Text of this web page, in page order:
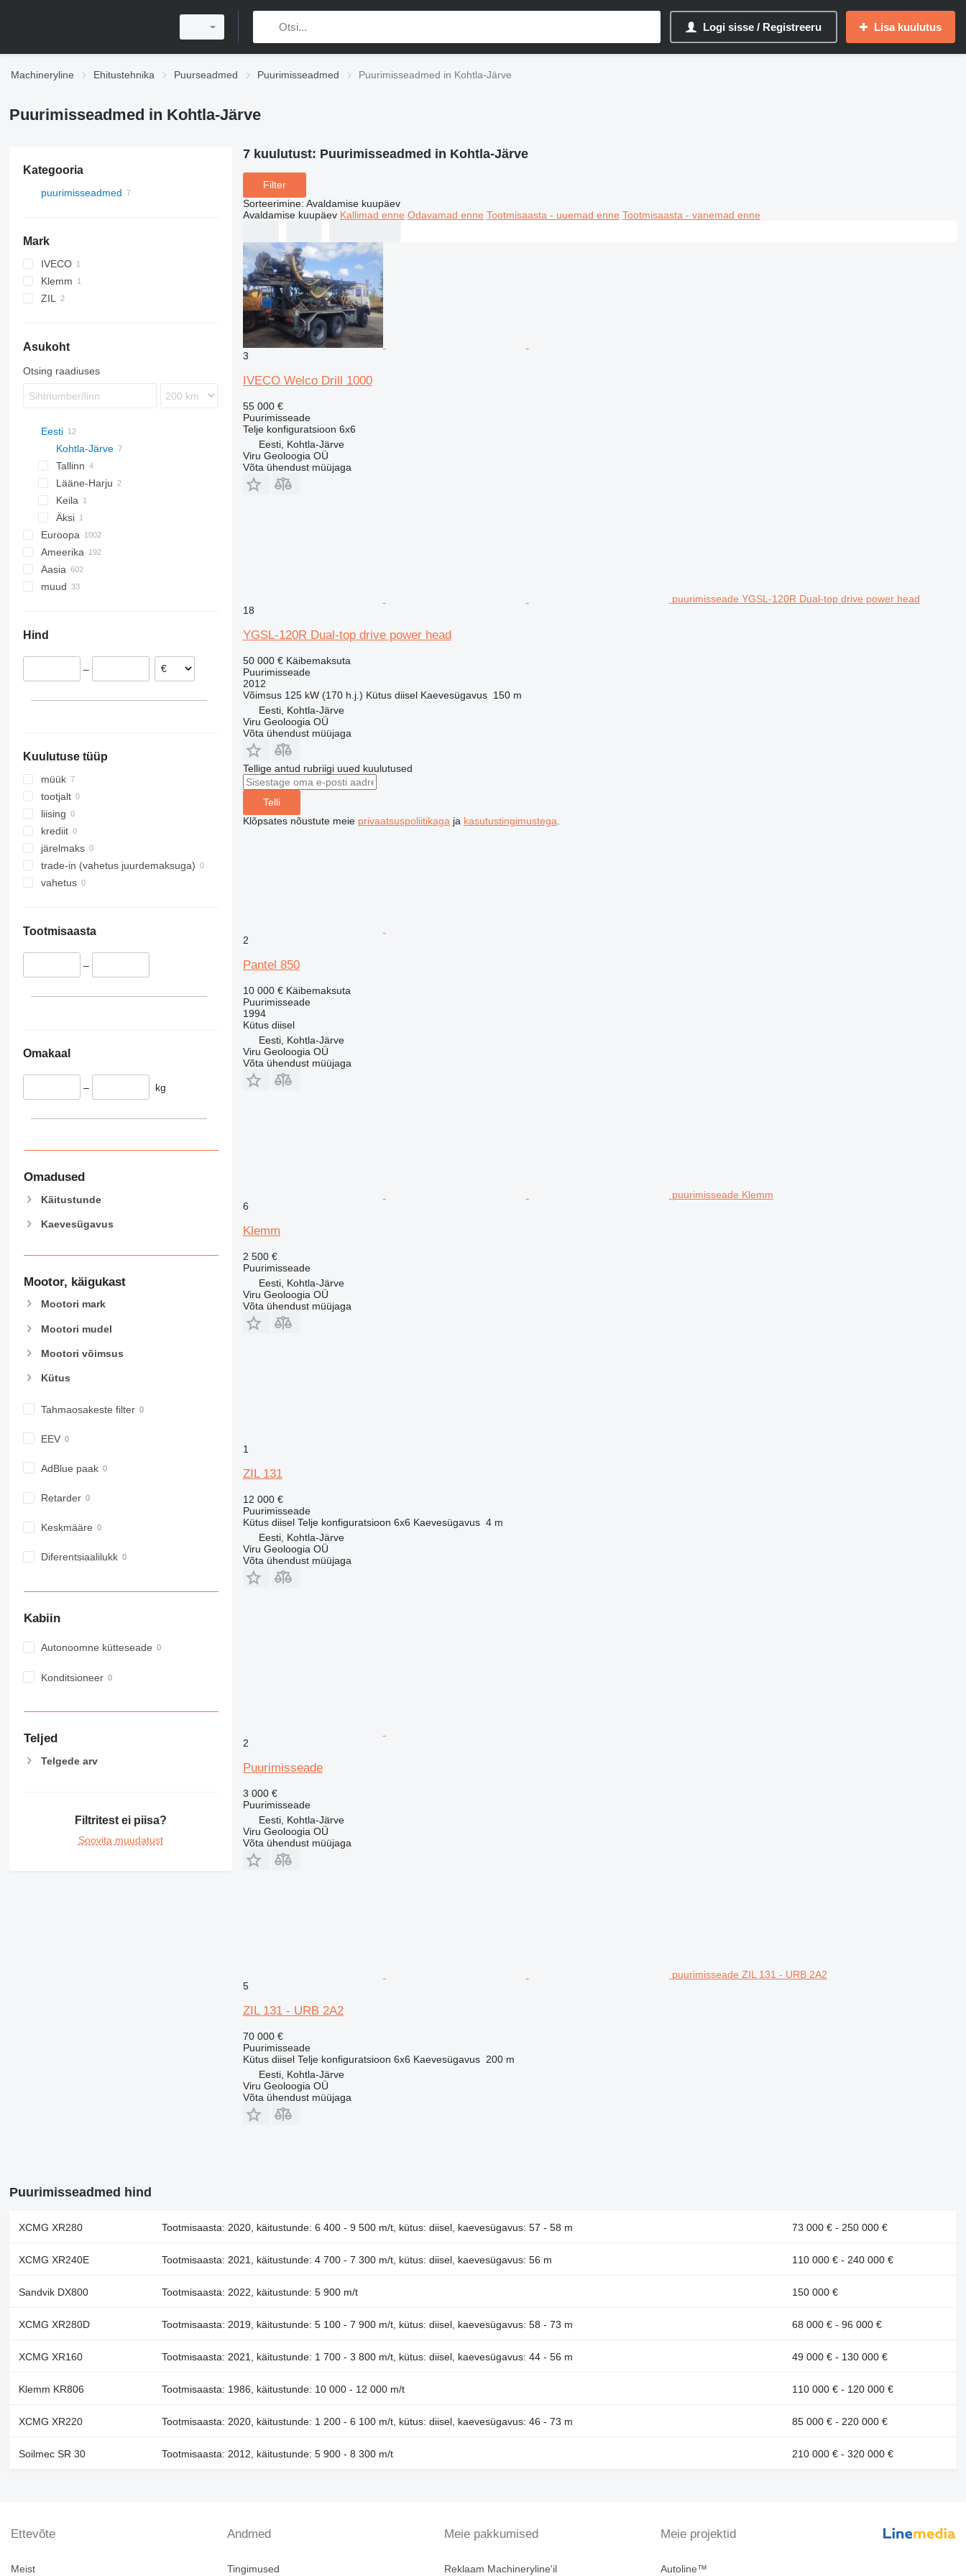
Logi sisse / Registreeru Lisa kuulutus
Machineryline Ehitustehnika Puurseadmed Puurimisseadmed Puurimisseadmed in Kohtla-Järve
Puurimisseadmed in Kohtla-Järve
Kategooria
puurimisseadmed
Mark
IVECO
Klemm
ZIL
Asukoht
Otsing raadiuses
Eesti
Kohtla-Järve
Tallinn
Lääne-Harju
Keila
Äksi
Euroopa
Ühendkuningriik
Saksamaa
Itaalia
Norra
Iirimaa
Ameerika
USA
Mehhiko
Aasia
Hiina
Araabia Ühendemiraadid
Kasahstan
muud
Tšiili
Tansaania
Hind
–
Kuulutuse tüüp
müük
tootjalt
liising
krediit
järelmaks
trade-in (vahetus juurdemaksuga)
vahetus
Tootmisaasta
–
Omakaal
– kg
Omadused
Käitustunde
Kaevesügavus
Mootor, käigukast
Mootori mark
Mootori mudel
Mootori võimsus
Kütus
Tahmaosakeste filter
EEV
AdBlue paak
Retarder
Keskmääre
Diferentsiaalilukk
Kabiin
Autonoomne kütteseade
Konditsioneer
Teljed
Telgede arv
Filtritest ei piisa?
Soovita muudatust
7 kuulutust: Puurimisseadmed in Kohtla-Järve
Filter
Sorteerimine: Avaldamise kuupäev
Avaldamise kuupäev Kallimad enne Odavamad enne Tootmisaasta - uuemad enne Tootmisaasta - vanemad enne
3
IVECO Welco Drill 1000
55 000 €
Puurimisseade
Telje konfiguratsioon 6x6
Eesti, Kohtla-Järve
Viru Geoloogia OÜ
Võta ühendust müüjaga
puurimisseade YGSL-120R Dual-top drive power head
18
YGSL-120R Dual-top drive power head
50 000 € Käibemaksuta
Puurimisseade
2012
Võimsus 125 kW (170 h.j.) Kütus diisel Kaevesügavus 150 m
Eesti, Kohtla-Järve
Viru Geoloogia OÜ
Võta ühendust müüjaga
Tellige antud rubriigi uued kuulutused
Telli
Klõpsates nõustute meie privaatsuspoliitikaga ja kasutustingimustega
2
Pantel 850
10 000 € Käibemaksuta
Puurimisseade
1994
Kütus diisel
Eesti, Kohtla-Järve
Viru Geoloogia OÜ
Võta ühendust müüjaga
puurimisseade Klemm
6
Klemm
2 500 €
Puurimisseade
Eesti, Kohtla-Järve
Viru Geoloogia OÜ
Võta ühendust müüjaga
1
ZIL 131
12 000 €
Puurimisseade
Kütus diisel Telje konfiguratsioon 6x6 Kaevesügavus 4 m
Eesti, Kohtla-Järve
Viru Geoloogia OÜ
Võta ühendust müüjaga
2
Puurimisseade
3 000 €
Puurimisseade
Eesti, Kohtla-Järve
Viru Geoloogia OÜ
Võta ühendust müüjaga
puurimisseade ZIL 131 - URB 2A2
5
ZIL 131 - URB 2A2
70 000 €
Puurimisseade
Kütus diisel Telje konfiguratsioon 6x6 Kaevesügavus 200 m
Eesti, Kohtla-Järve
Viru Geoloogia OÜ
Võta ühendust müüjaga
Puurimisseadmed hind
XCMG XR280 Tootmisaasta: 2020, käitustunde: 6 400 - 9 500 m/t, kütus: diisel, kaevesügavus: 57 - 58 m 73 000 € - 250 000 €
XCMG XR240E Tootmisaasta: 2021, käitustunde: 4 700 - 7 300 m/t, kütus: diisel, kaevesügavus: 56 m 110 000 € - 240 000 €
Sandvik DX800 Tootmisaasta: 2022, käitustunde: 5 900 m/t 150 000 €
XCMG XR280D Tootmisaasta: 2019, käitustunde: 5 100 - 7 900 m/t, kütus: diisel, kaevesügavus: 58 - 73 m 68 000 € - 96 000 €
XCMG XR160 Tootmisaasta: 2021, käitustunde: 1 700 - 3 800 m/t, kütus: diisel, kaevesügavus: 44 - 56 m 49 000 € - 130 000 €
Klemm KR806 Tootmisaasta: 1986, käitustunde: 10 000 - 12 000 m/t 110 000 € - 120 000 €
XCMG XR220 Tootmisaasta: 2020, käitustunde: 1 200 - 6 100 m/t, kütus: diisel, kaevesügavus: 46 - 73 m 85 000 € - 220 000 €
Soilmec SR 30 Tootmisaasta: 2012, käitustunde: 5 900 - 8 300 m/t 210 000 € - 320 000 €
Ettevõte
Meist
Andmed
Tingimused
Meie pakkumised
Reklaam Machineryline'il
Meie projektid
Autoline™